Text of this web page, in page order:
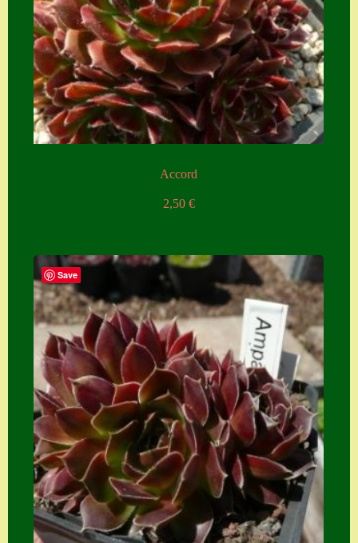
Seiten
Account
Allgemeine
Geschäftsbedingu
ngen
Erster Umgang
mit Semps
Gästebuch
Heuffelii’s
Home
Hostas
Impressum
Kasse
Kontakt
Mein Konto
Accord
2,50 €
Save